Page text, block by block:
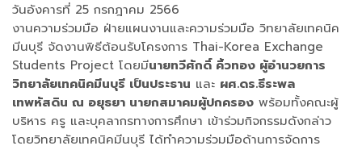
วันอังคารที่ 25 กรกฎาคม 2566
งานความร่วมมือ ฝ่ายแผนงานและความร่วมมือ วิทยาลัยเทคนิค
มีนบุรี จัดงานพิธีต้อนรับโครงการ Thai-Korea Exchange
Students Project โดยมีนายทวีศักดิ์ คิ้วทอง ผู้อำนวยการ
วิทยาลัยเทคนิคมีนบุรี เป็นประธาน และ ผศ.ดร.ธีระพล
เทพหัสดิน ณ อยุธยา นายกสมาคมผู้ปกครอง พร้อมทั้งคณะผู้
บริหาร ครู และบุคลากรทางการศึกษา เข้าร่วมกิจกรรมดังกล่าว
โดยวิทยาลัยเทคนิคมีนบุรี ได้ทำความร่วมมือด้านการจัดการ